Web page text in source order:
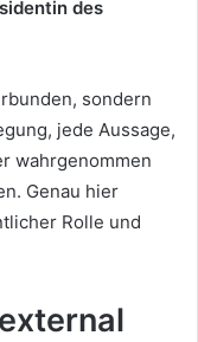
des
sondern
jede Aussage,
wahrgenommen
Genau hier
Rolle und